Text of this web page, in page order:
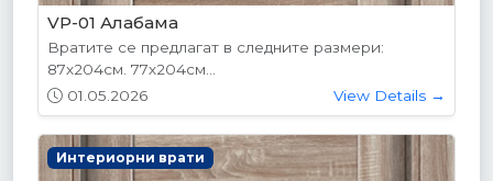
VP-01 Алабама
Вратите се предлагат в следните размери:
87х204см. 77х204см...
01.05.2026
View Details →
Интериорни врати